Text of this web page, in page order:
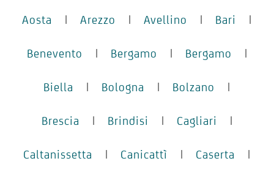
Aosta | Arezzo | Avellino | Bari |
Benevento | Bergamo | Bergamo |
Biella | Bologna | Bolzano |
Brescia | Brindisi | Cagliari |
Caltanissetta | Canicattì | Caserta |